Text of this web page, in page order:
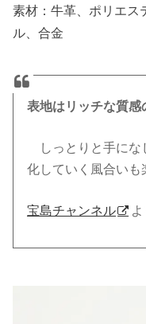
素材：牛革、ポリエス
ル、合金
表地はリッチな質感
しっとりと手に
化していく風合いも
宝島チャンネル よ